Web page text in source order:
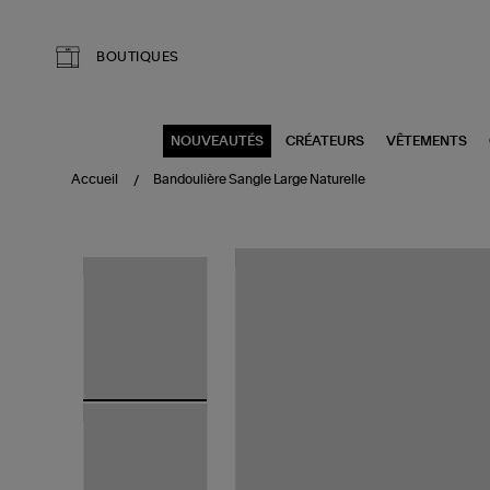
BOUTIQUES
NOUVEAUTÉS CRÉATEURS VÊTEMENTS
Accueil Bandoulière Sangle Large Naturelle